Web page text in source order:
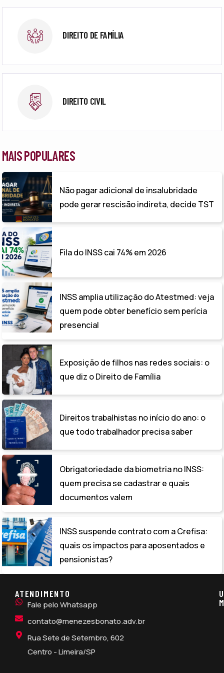
DIREITO DE FAMÍLIA
DIREITO CIVIL
MAIS POPULARES
Não pagar adicional de insalubridade
pode gerar rescisão indireta, decide TST
Fila do INSS cai 74% em 2026
INSS amplia utilização do Atestmed: veja
quem pode obter benefício sem perícia
presencial
Exposição de filhos nas redes sociais: o
que diz o Direito de Família
Direitos trabalhistas no início do ano: o
que todo trabalhador precisa saber
Obrigatoriedade da biometria no INSS:
quem precisa se cadastrar e quais
documentos valem
INSS suspende contrato com a Crefisa:
quais os impactos para aposentados e
pensionistas?
ATENDIMENTO
Fale pelo Whatsapp
contato@menezesbonato.adv.br
Rua Sete de Setembro, 602
Centro - Limeira/SP